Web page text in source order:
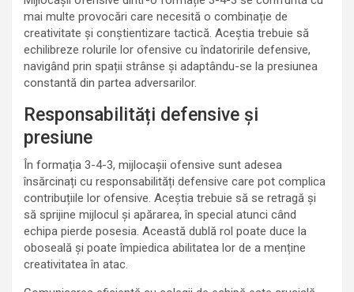
mai multe provocări care necesită o combinație de
creativitate și conștientizare tactică. Aceștia trebuie să
echilibreze rolurile lor ofensive cu îndatoririle defensive,
navigând prin spații strânse și adaptându-se la presiunea
constantă din partea adversarilor.
Responsabilități defensive și
presiune
În formația 3-4-3, mijlocașii ofensive sunt adesea
însărcinați cu responsabilități defensive care pot complica
contribuțiile lor ofensive. Aceștia trebuie să se retragă și
să sprijine mijlocul și apărarea, în special atunci când
echipa pierde posesia. Această dublă rol poate duce la
oboseală și poate împiedica abilitatea lor de a menține
creativitatea în atac.